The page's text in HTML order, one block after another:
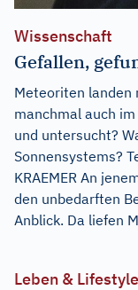
Wissenschaft
Gefallen,
Meteoriten landen
manchmal auch
und untersucht?
Sonnensystems?
KRAEMER An
den unbedarften
Anblick. Da liefen
Leben & Lifestyle